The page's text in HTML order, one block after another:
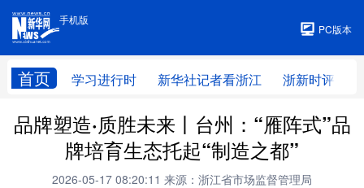
手机版
PC版本
首页 学习进行时 新华社记者看浙江 浙新时评
手机版
品牌塑造·质胜未来丨台州：“雁阵式”品
牌培育生态托起“制造之都”
2026-05-17 08:20:11 来源：浙江省市场监督管理局